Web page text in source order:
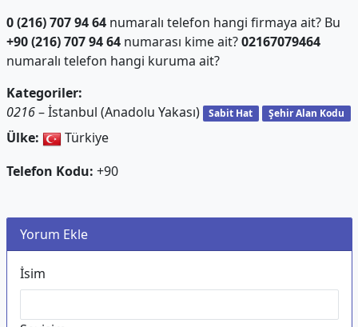
0 (216) 707 94 64numaralı telefon hangi firmaya ait? Bu
+90 (216) 707 94 64numarası kime ait?02167079464
numaralı telefon hangi kuruma ait?
Kategoriler:
0216– İstanbul (Anadolu Yakası) Sabit Hat Şehir Alan Kodu
Ülke:
Türkiye
Telefon Kodu: +90
Yorum Ekle
İsim